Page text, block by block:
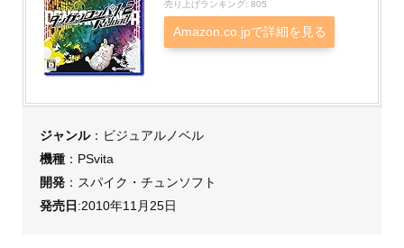
売り上げランキング: 805
Amazon.co.jpで詳細を見る
ジャンル：ビジュアルノベル
機種：PSvita
開発：スパイク・チュンソフト
発売日:2010年11月25日